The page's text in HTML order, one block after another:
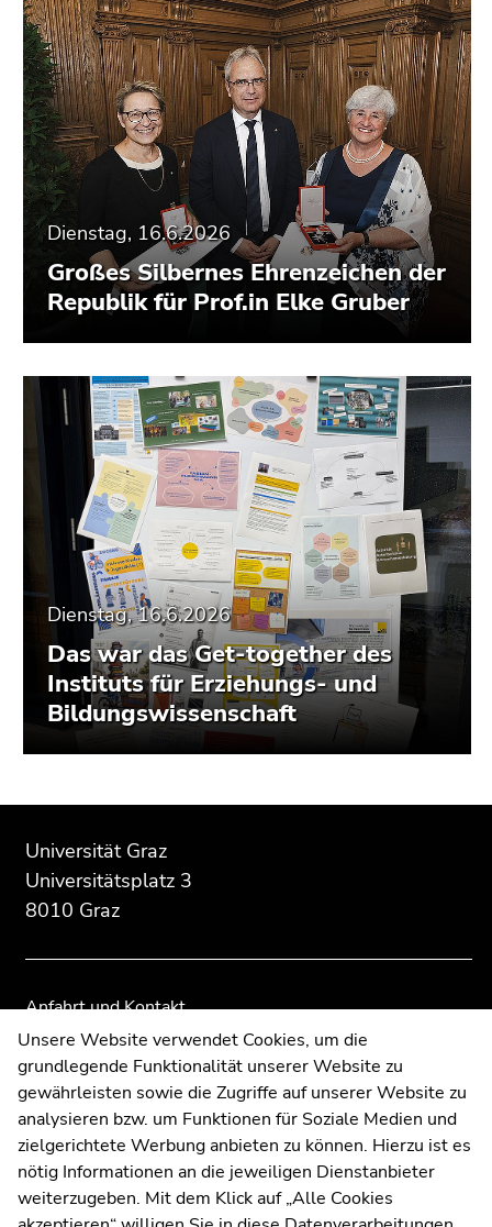
Dienstag, 16.6.2026
Großes Silbernes Ehrenzeichen der
Republik für Prof.in Elke Gruber
Dienstag, 16.6.2026
Das war das Get-together des
Instituts für Erziehungs- und
Bildungswissenschaft
des
Seitenbereichs:
Zusatzinformationen:
Universität Graz
Universitätsplatz 3
8010 Graz
Anfahrt und Kontakt
Kommunikation und Öffentlichkeitsarbeit
Moodle
UNIGRAZonline
Impressum
Datenschutzerklärung
Cookie-Einstellungen
Barrierefreiheitserklärung
dieses
Seitenbereichs.
Übersicht
dieses
Seitenbereichs.
Übersicht
Unsere Website verwendet Cookies, um die
grundlegende Funktionalität unserer Website zu
gewährleisten sowie die Zugriffe auf unserer Website zu
analysieren bzw. um Funktionen für Soziale Medien und
zielgerichtete Werbung anbieten zu können. Hierzu ist es
nötig Informationen an die jeweiligen Dienstanbieter
weiterzugeben. Mit dem Klick auf „Alle Cookies